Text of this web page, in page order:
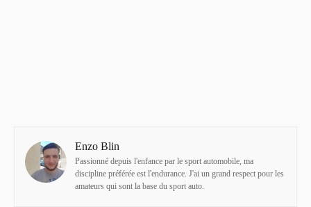
Enzo Blin
Passionné depuis l'enfance par le sport automobile, ma
discipline préférée est l'endurance. J'ai un grand respect pour les
amateurs qui sont la base du sport auto.